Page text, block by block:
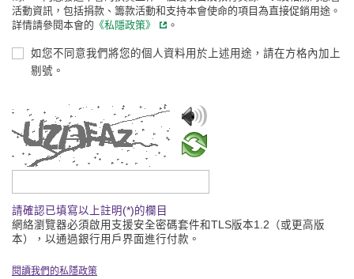
活動資訊，包括捐款、籌款活動和支持本會使命的項目為直接促銷用途。
詳情請參閱本會的 《私隱政策》 。
如您不同意我們將您的個人資料用於上述用途，請在方格內加上
剔號。
請輸入驗證碼
請確認已填寫以上註明(*)的欄目
網絡瀏覽器必須啟用支援安全密碼套件和TLS版本1.2（或更高版
本），以通過銀行用戶界面進行付款。
閱讀我們的私隱政策